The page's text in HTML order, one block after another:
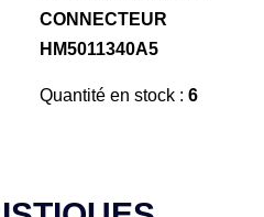
CONNECTEUR
HM5011340A5
Quantité en stock : 6